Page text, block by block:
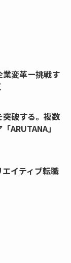
業変革ー挑戦す
突破する。複数
ARUTANA」
イティブ転職